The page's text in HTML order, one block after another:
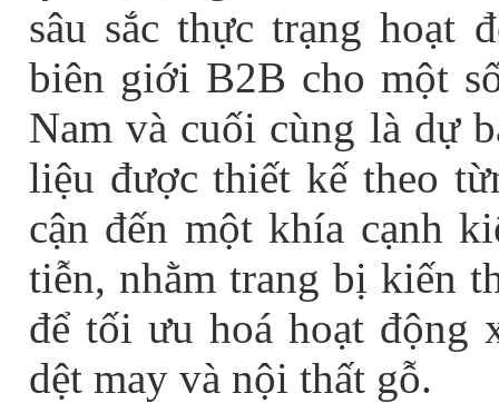
sâu sắc thực trạng hoạt
biên giới B2B cho một
Nam và cuối cùng là dự
liệu được thiết kế theo
cận đến một khía cạnh
tiễn, nhằm trang bị kiến
để tối ưu hoá hoạt động
dệt may và nội thất gỗ.